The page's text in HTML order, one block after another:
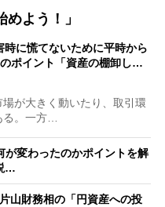
よう！」
時に慌てないために平時から
ポイント「資産の棚卸し…
が大きく動いたり、取引環
る。一方…
が変わったのかポイントを解
…
山財務相の「円資産への投